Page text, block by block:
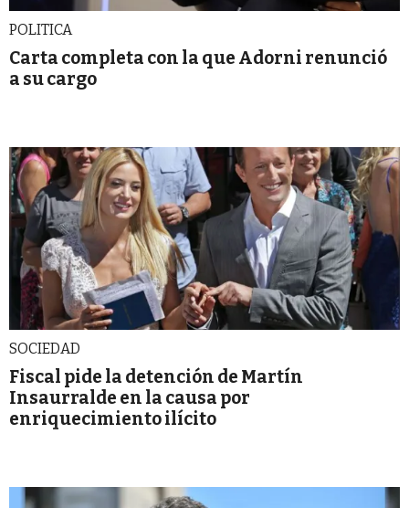
POLITICA
Carta completa con la que Adorni renunció
a su cargo
SOCIEDAD
Fiscal pide la detención de Martín
Insaurralde en la causa por
enriquecimiento ilícito